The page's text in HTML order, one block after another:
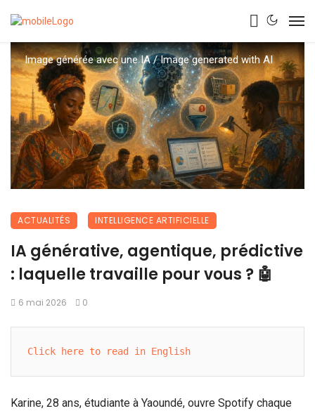
Image générée avec une IA / Image generated with AI
ACTUALITÉS INTELLIGENCE ARTIFICIELLE
IA générative, agentique, prédictive
: laquelle travaille pour vous ? 🤖
6 mai 2026 0
Click here to read in English
Karine, 28 ans, étudiante à Yaoundé, ouvre Spotify chaque